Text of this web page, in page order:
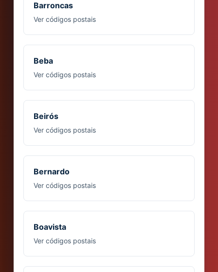
Barroncas
Ver códigos postais
Beba
Ver códigos postais
Beirós
Ver códigos postais
Bernardo
Ver códigos postais
Boavista
Ver códigos postais